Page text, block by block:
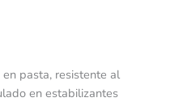
pasta, resistente al
en estabilizantes